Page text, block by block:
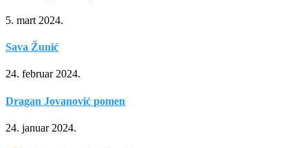
5. mart 2024.
Sava Žunić
24. februar 2024.
Dragan Jovanović pomen
24. januar 2024.